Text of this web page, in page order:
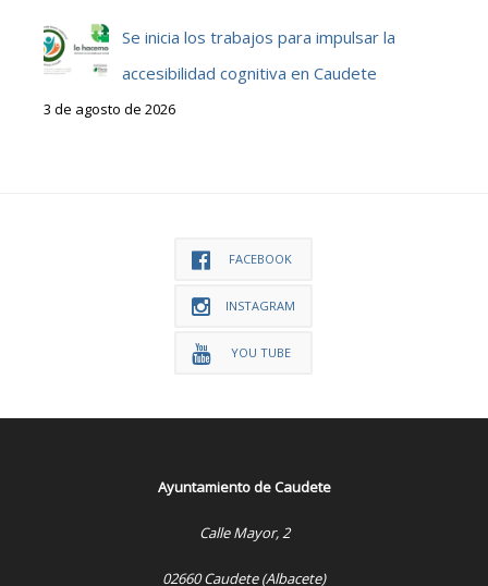
Se inicia los trabajos para impulsar la
accesibilidad cognitiva en Caudete
3 de agosto de 2026
FACEBOOK
INSTAGRAM
YOU TUBE
Ayuntamiento de Caudete
Calle Mayor, 2
02660 Caudete (Albacete)